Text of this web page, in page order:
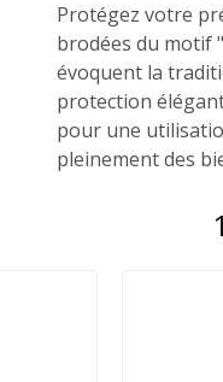
Protégez votre
brodées du motif
évoquent la
protection
pour une
pleinement des